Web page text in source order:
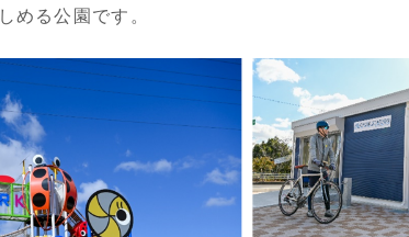
める公園です。